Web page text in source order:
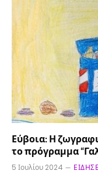
Εύβοια: Η
το πρόγραμμα
5 Ιουλίου 2024